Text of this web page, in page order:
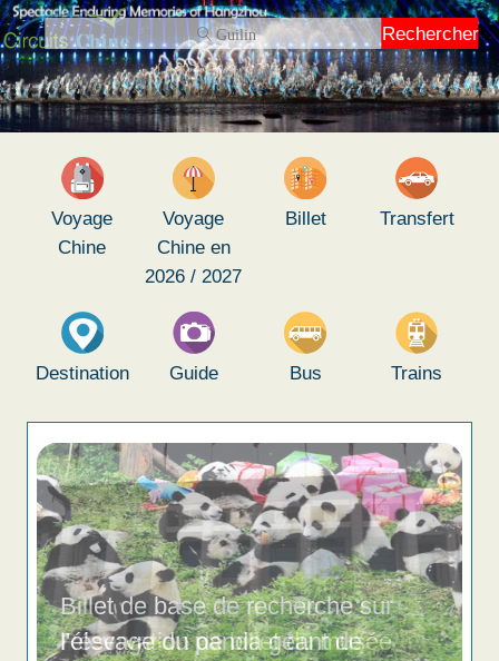
Rechercher
Voyage
Chine
Voyage
Chine en
2026 / 2027
Billet Transfert
Destination Guide Bus Trains
Billet de base de recherche sur
l'élevage du panda géant de